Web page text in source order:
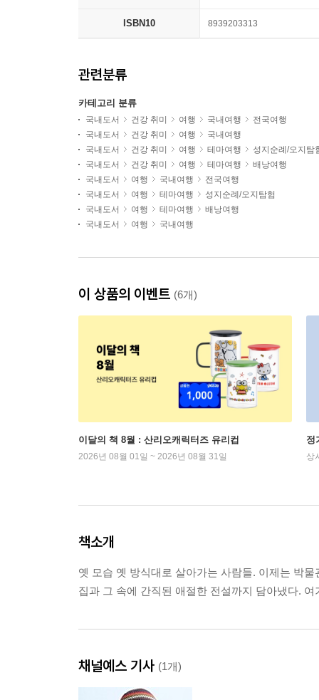
ISBN10 8939203313
관련분류
카테고리 분류
국내도서 건강 취미 여행 국내여행
전국여행
국내도서
건강 취미 여행
국내여행
국내도서
건강 취미 여행 테마여행
성지순례/오지탐
국내도서
건강 취미 여행 테마여행
배낭여행
국내도서
여행 국내여행
전국여행
국내도서
여행 테마여행
성지순례/오지탐험
국내도서
여행 테마여행
배낭여행
국내도서
여행 국내여행
이 상품의 이벤트 (6개)
이달의 책 8월 : 산리오캐릭터즈 유리컵
2026년 08월 01일 ~ 2026년 08월 31일
정
상
책소개
옛 모습 옛 방식대로 살아가는 사람들. 이제는 박
집과 그 속에 간직된 애절한 전설까지 담아냈다.
채널예스 기사 (1개)